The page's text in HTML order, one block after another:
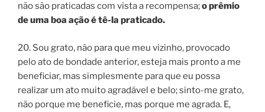
não são praticadas com vista a recompensa;o prêmio
de uma boa ação é tê-la praticado.
20. Sou grato, não para que meu vizinho, provocado
pelo ato de bondade anterior, esteja mais pronto a me
beneficiar, mas simplesmente para que eu possa
realizar um ato muito agradável e belo; sinto-me grato,
não porque me beneficie, mas porque me agrada. E,